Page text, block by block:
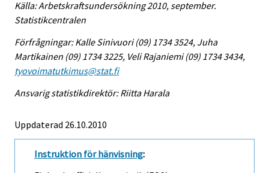
Källa: Arbetskraftsundersökning 2010, september.
Statistikcentralen
Förfrågningar: Kalle Sinivuori (09) 1734 3524, Juha
Martikainen (09) 1734 3225, Veli Rajaniemi (09) 1734 3434,
tyovoimatutkimus@stat.fi
Ansvarig statistikdirektör: Riitta Harala
Uppdaterad 26.10.2010
Instruktion för hänvisning: